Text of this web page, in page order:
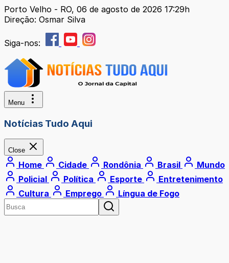
Porto Velho - RO, 06 de agosto de 2026 17:29h
Direção: Osmar Silva
Siga-nos:
Menu
Notícias Tudo Aqui
Close
Home Cidade Rondônia Brasil
Mundo
Policial
Política Esporte
Entretenimento
Cultura
Emprego Língua de Fogo